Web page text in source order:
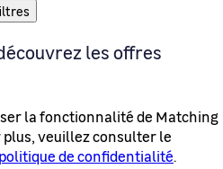
les offres
la fonctionnalité de Matching
plus, veuillez consulter le
politique de confidentialité.